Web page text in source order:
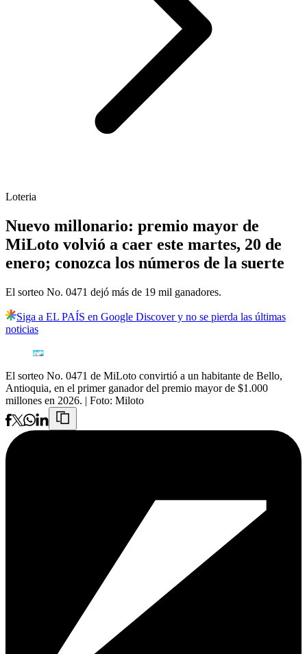
Loteria
Nuevo millonario: premio mayor de
MiLoto volvió a caer este martes, 20 de
enero; conozca los números de la suerte
El sorteo No. 0471 dejó más de 19 mil ganadores.
Siga a EL PAÍS en Google Discover y no se pierda las últimas
noticias
El sorteo No. 0471 de MiLoto convirtió a un habitante de Bello,
Antioquia, en el primer ganador del premio mayor de $1.000
millones en 2026. | Foto: Miloto